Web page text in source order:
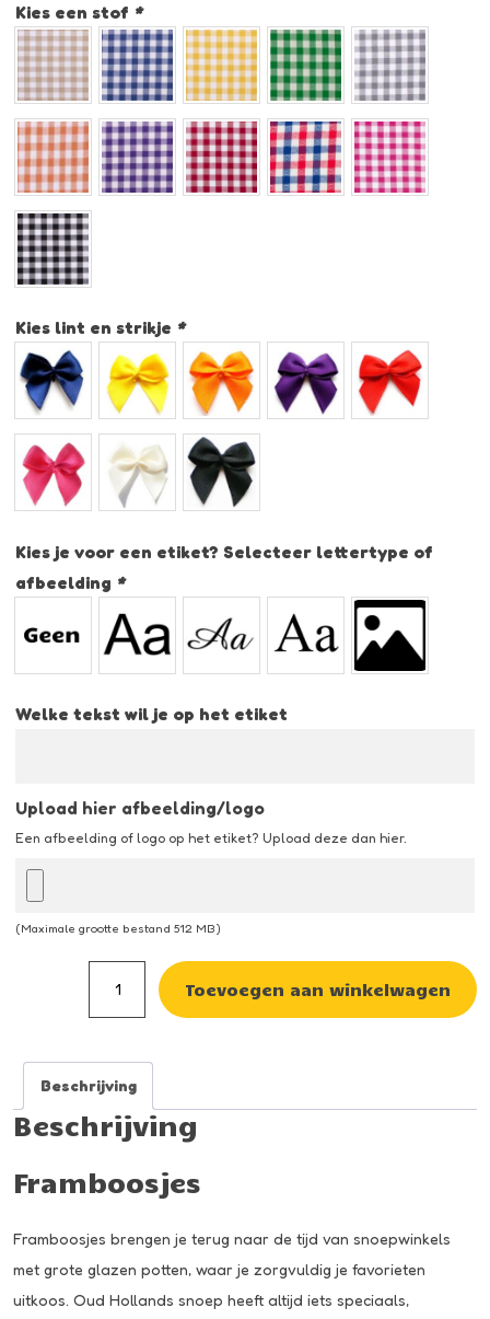
Kies een stof *
Kies lint en strikje *
Kies je voor een etiket? Selecteer lettertype of
afbeelding *
Welke tekst wil je op het etiket
Upload hier afbeelding/logo
Een afbeelding of logo op het etiket? Upload deze dan hier.
(Maximale grootte bestand 512 MB)
Framboosjes
Toevoegen aan winkelwagen
Beschrijving
Beschrijving
Framboosjes
Framboosjes brengen je terug naar de tijd van snoepwinkels
met grote glazen potten, waar je zorgvuldig je favorieten
uitkoos. Oud Hollands snoep heeft altijd iets speciaals,